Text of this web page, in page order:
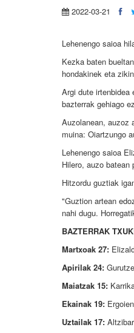
2022-03-21
Lehenengo saioa
Kezka baten
hondakinek eta
Argi dute irtenbidea
bazterrak gehiago
Auzolanean, auzoz
muina: Oiartzungo
Lehenengo saioa
Hilero, auzo batean
Hitzordu guztiak
"Guztion artean
nahi dugu.
BAZTERRAK
Martxoak 27:
Apirilak 24: Gurutze
Maiatzak 15:
Ekainak 19: Ergoien
Uztailak 17: Altzibar